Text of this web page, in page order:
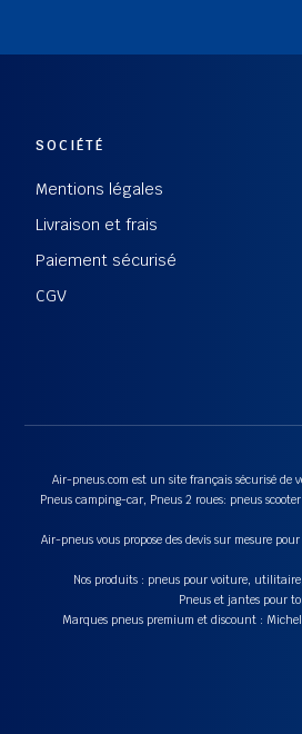
SOCIÉTÉ
Mentions légales
Livraison et frais
Paiement sécurisé
CGV
Air-pneus.com est un site français sécurisé de
Pneus camping-car, Pneus 2 roues: pneus
Air-pneus vous propose des devis sur mesure
Nos produits : pneus pour voiture,
Pneus et jantes pour
Marques pneus premium et discount :